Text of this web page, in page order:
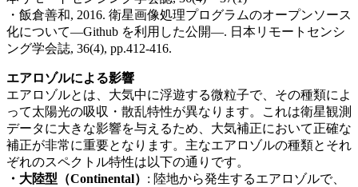
・ 飯倉善和, 2016. 衛星画像処理プログラムのオープンソース
化について—Github を利用した公開—. 日本リモートセンシ
ング学会誌, 36(4), pp.412-416.
エアロゾルによる影響
エアロゾルとは、大気中に浮遊する微粒子で、その種類によ
って太陽光の吸収・散乱特性が異なります。これは衛星観測
データに大きな影響を与えるため、大気補正において正確な
補正が非常に重要となります。主なエアロゾルの種類とそれ
ぞれのスペクトル特性は以下の通りです。
・大陸型（Continental） : 陸地から発生するエアロゾルで、